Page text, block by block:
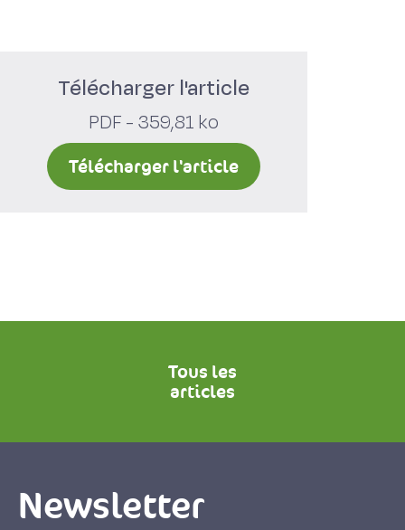
Télécharger l'article
PDF - 359,81 ko
Télécharger l'article
Tous les
articles
Newsletter